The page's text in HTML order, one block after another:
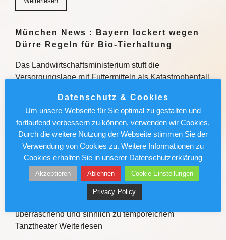
München News : Bayern lockert wegen
Dürre Regeln für Bio-Tierhaltung
Das Landwirtschaftsministerium stuft die
Versorgungslage mit Futtermitteln als Katastrophenfall
nichtökologisches Heu oder Silage auszuweichen.
Weiterlesen
Weiterlesen
München News : Absolut sehenswert!
„Carmen“ im Deutschen Theater
Enrique Gasa Valga verbindet Bizet und Mérimée
überraschend und sinnlich zu temporeichem
Tanztheater Weiterlesen
Datenschutz & Cookies
Um unsere Webseite für Sie optimal zu gestalten und
fortlaufend verbessern zu können, verwenden wir Cookies.
Durch die weitere Nutzung der Webseite stimmen Sie der
Verwendung von Cookies zu. Weitere Informationen zu
Cookies erhalten Sie in unserer Datenschutzerklärung
Akzeptieren Ablehnen Cookie Einstellungen
Privacy Policy